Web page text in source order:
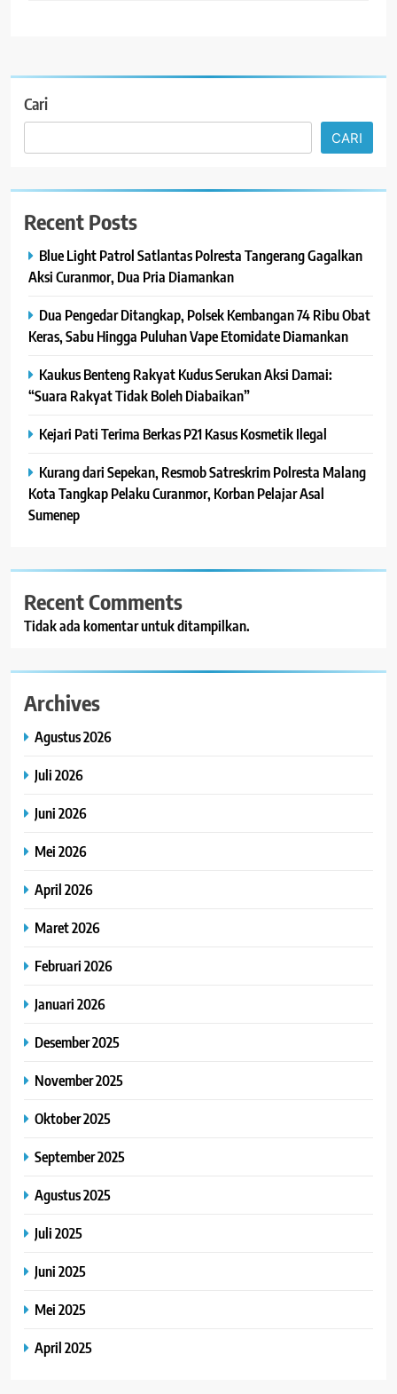
Cari
CARI
Recent Posts
Blue Light Patrol Satlantas Polresta Tangerang Gagalkan
Aksi Curanmor, Dua Pria Diamankan
Dua Pengedar Ditangkap, Polsek Kembangan 74 Ribu Obat
Keras, Sabu Hingga Puluhan Vape Etomidate Diamankan
Kaukus Benteng Rakyat Kudus Serukan Aksi Damai:
“Suara Rakyat Tidak Boleh Diabaikan”
Kejari Pati Terima Berkas P21 Kasus Kosmetik Ilegal
Kurang dari Sepekan, Resmob Satreskrim Polresta Malang
Kota Tangkap Pelaku Curanmor, Korban Pelajar Asal
Sumenep
Recent Comments
Tidak ada komentar untuk ditampilkan.
Archives
Agustus 2026
Juli 2026
Juni 2026
Mei 2026
April 2026
Maret 2026
Februari 2026
Januari 2026
Desember 2025
November 2025
Oktober 2025
September 2025
Agustus 2025
Juli 2025
Juni 2025
Mei 2025
April 2025